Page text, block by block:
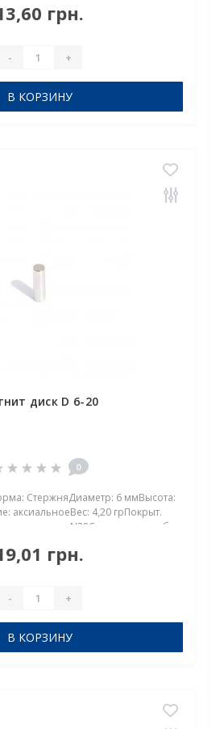
но без ..
грн.
- +
В КОРЗИНУ
диск D 6-20
0
СтержняДиаметр: 6 ммВысота:
аксиальноеВес: 4,20 грПокрыт.
N38Сцепление прибл.:
грн.
- +
В КОРЗИНУ